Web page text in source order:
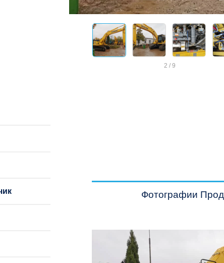
2 / 9
Фотографии